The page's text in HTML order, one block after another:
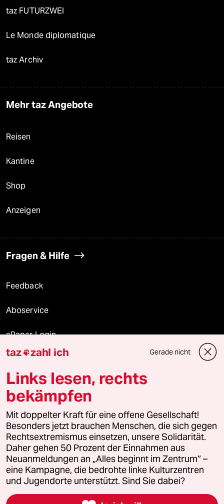
taz FUTURZWEI
Le Monde diplomatique
taz Archiv
Mehr taz Angebote
Reisen
Kantine
Shop
Anzeigen
Fragen & Hilfe
Feedback
Aboservice
ePaper Login
Downloads für Abonnierende
© 2026 taz Verlags und Vertriebs GmbH
Alle Rechte vorbehalten. Bei rechtlichen Fragen oder für Genehmigungen
wenden Sie sich bitte an
lizenzen@taz.de
Feedback Redaktionsstatut Kommune-Richtlinien
Leitlinie Informant Datenschutz Impressum AGB
Seitenwende Einwilligungen widerrufen (Ads)
taz zahl ich Gerade nicht
Links lesen, rechts
bekämpfen
Mit doppelter Kraft für eine offene Gesellschaft!
Besonders jetzt brauchen Menschen, die sich gegen
Rechtsextremismus einsetzen, unsere Solidarität.
Daher gehen 50 Prozent der Einnahmen aus
Neuanmeldungen an „Alles beginnt im Zentrum“ –
eine Kampagne, die bedrohte linke Kulturzentren
und Jugendorte unterstützt. Sind Sie dabei?